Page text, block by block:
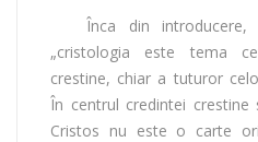
Înca din introducere,
„cristologia este tema
crestine, chiar a tuturor
În centrul credintei
Cristos nu este o carte